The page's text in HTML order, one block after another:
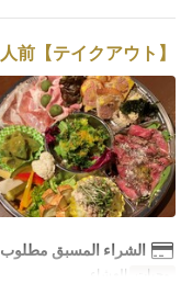
【テイクアウト】前菜の盛り合わせ ４～５人前
الشراء المسبق مطلوب
وجبات العشاء